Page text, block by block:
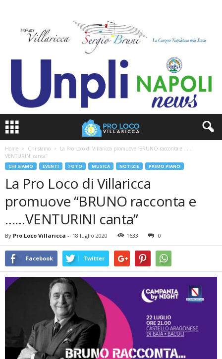
Home Chi siamo
La Pro Loco di Villaricca promuove “BRUNO racconta e ……
VENTURINI canta”
CHI SIAMO EVENTI FOTO MUSICA NOTIZIE PRIMO PIANO
La Pro Loco di Villaricca
promuove “BRUNO racconta e
……VENTURINI canta”
By Pro Loco Villaricca - 18 luglio 2020 1633 0
Facebook Twitter